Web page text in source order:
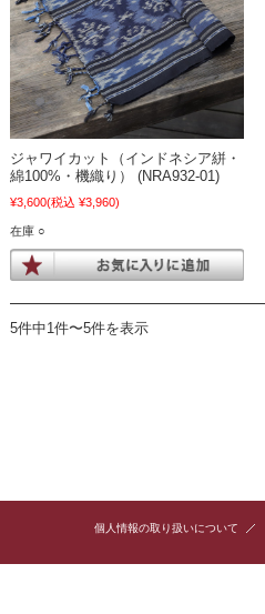
ジャワイカット（インドネシア絣・
綿100%・機織り） (NRA932-01)
¥3,600(税込 ¥3,960)
在庫 ○
5件中1件〜5件を表示
個人情報の取り扱いについて